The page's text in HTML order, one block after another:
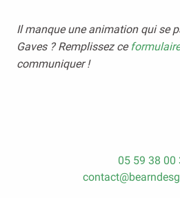
Il manque une animation qui se
Gaves ? Remplissez ce formulaire
communiquer !
05 59 38 00